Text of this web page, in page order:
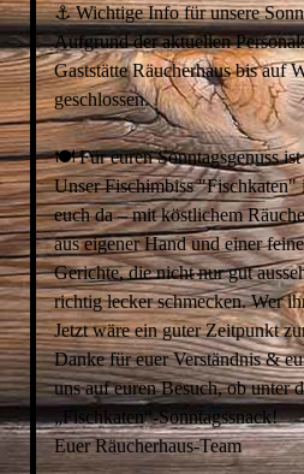
⚓️ Wichtige Info für unsere
Aufgrund der aktuellen
Gaststätte Räucherhaus bis auf
geschlossen.
🍽 Für euren Sonntagsgenuss ist
Unser Fischimbiss
euch da – mit köstlichem
aus eigener Hand und einer
Gerichte, die nicht nur gut
richtig lecker schmecken. Wer
Jetzt wäre ein guter Zeitpunkt
Danke für euer Verständnis &
uns auf euren Besuch, ob unter
„Fischkaten“-Sonntagssnack!
Euer Räucherhaus-Team